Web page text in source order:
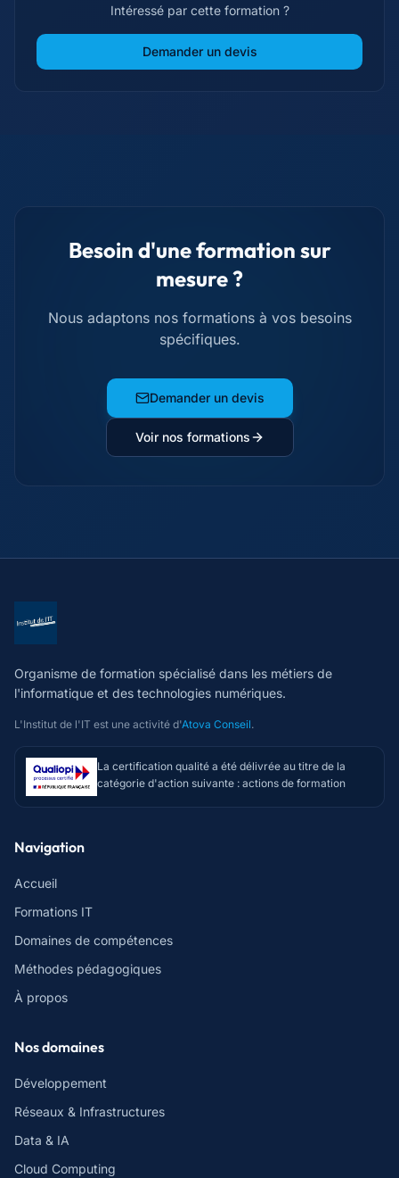
Intéressé par cette formation ?
Demander un devis
Besoin d'une formation sur
mesure ?
Nous adaptons nos formations à vos besoins
spécifiques.
Demander un devis
Voir nos formations
Organisme de formation spécialisé dans les métiers de
l'informatique et des technologies numériques.
L'Institut de l'IT est une activité d'Atova Conseil.
La certification qualité a été délivrée au titre de la
catégorie d'action suivante : actions de formation
Navigation
Accueil
Formations IT
Domaines de compétences
Méthodes pédagogiques
À propos
Nos domaines
Développement
Réseaux & Infrastructures
Data & IA
Cloud Computing